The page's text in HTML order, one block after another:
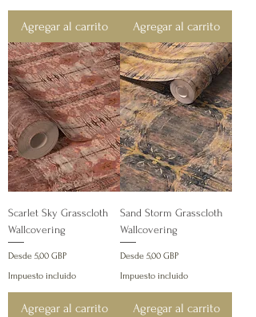
Agregar al carrito Agregar al carrito
Scarlet Sky Grasscloth
Wallcovering
Desde 5,00 GBP
Precio de oferta
Impuesto incluido
Agregar al carrito
Sand Storm Grasscloth
Wallcovering
Desde 5,00 GBP
Precio de oferta
Impuesto incluido
Agregar al carrito